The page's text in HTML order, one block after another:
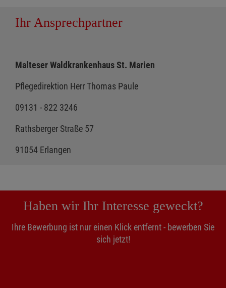
Ihr Ansprechpartner
Malteser Waldkrankenhaus St. Marien
Pflegedirektion Herr Thomas Paule
09131 - 822 3246
Rathsberger Straße 57
91054 Erlangen
Haben wir Ihr Interesse geweckt?
Ihre Bewerbung ist nur einen Klick entfernt - bewerben Sie
sich jetzt!